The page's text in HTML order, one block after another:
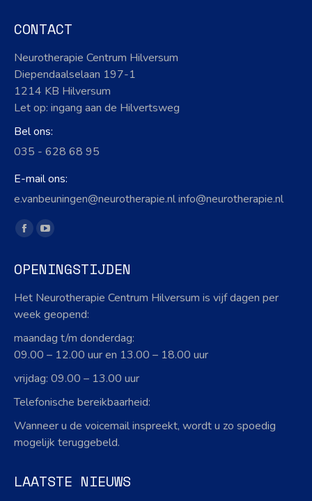
CONTACT
Neurotherapie Centrum Hilversum
Diependaalselaan 197-1
1214 KB Hilversum
Let op: ingang aan de Hilvertsweg
Bel ons:
035 - 628 68 95
E-mail ons:
e.vanbeuningen@neurotherapie.nl info@neurotherapie.nl
Vind ons op:
Facebook
opens
in
new
YouTube
opens
new
OPENINGSTIJDEN
Het Neurotherapie Centrum Hilversum is vijf dagen per
week geopend:
maandag t/m donderdag:
09.00 – 12.00 uur en 13.00 – 18.00 uur
vrijdag: 09.00 – 13.00 uur
Telefonische bereikbaarheid:
Wanneer u de voicemail inspreekt, wordt u zo spoedig
mogelijk teruggebeld.
LAATSTE NIEUWS